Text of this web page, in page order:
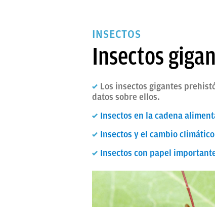
INSECTOS
Insectos
Los insectos gigantes
datos sobre ellos.
Insectos en la cadena
Insectos y el cambio climático
Insectos con papel